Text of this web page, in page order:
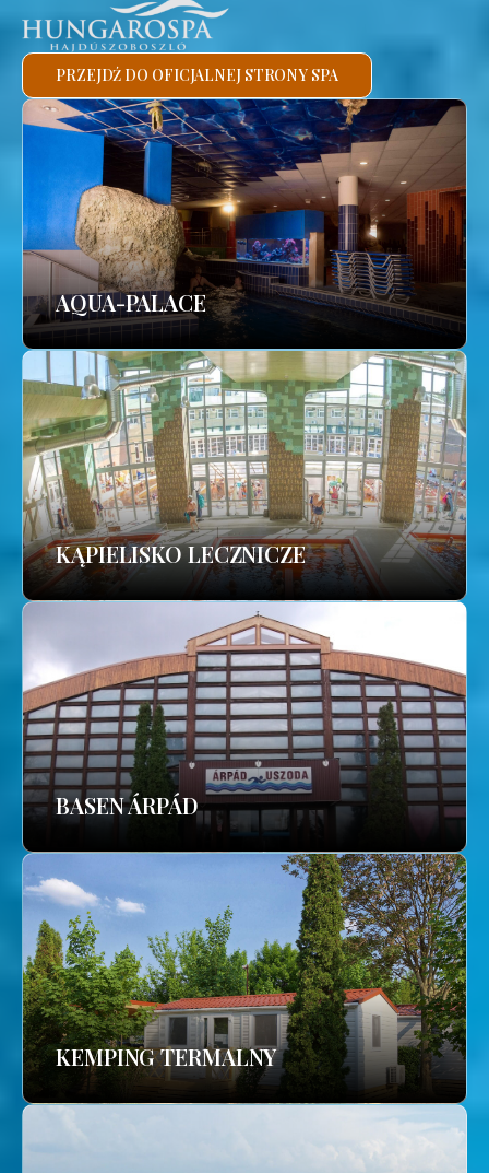
PRZEJDŹ DO OFICJALNEJ STRONY SPA
AQUA-PALACE
KĄPIELISKO LECZNICZE
BASEN ÁRPÁD
KEMPING TERMALNY